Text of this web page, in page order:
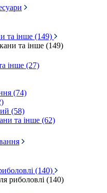
та інше (149)
та інше (149)
інше (27)
(74)
(58)
та інше (62)
(140)
риболовлі (140)